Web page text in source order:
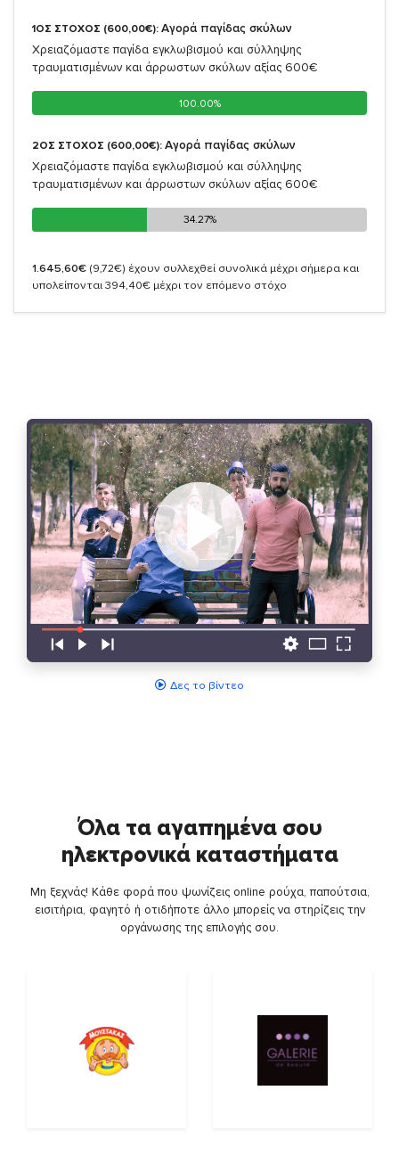
1ΟΣ ΣΤΟΧΟΣ (600,00€): Αγορά παγίδας σκύλων
Χρειαζόμαστε παγίδα εγκλωβισμού και σύλληψης
τραυματισμένων και άρρωστων σκύλων αξίας 600€
100.00%
100.00%
2ΟΣ ΣΤΟΧΟΣ (600,00€): Αγορά παγίδας σκύλων
Χρειαζόμαστε παγίδα εγκλωβισμού και σύλληψης
τραυματισμένων και άρρωστων σκύλων αξίας 600€
34.27%
34.27%
1.645,60€ (9,72€) έχουν συλλεχθεί συνολικά μέχρι σήμερα και
υπολείπονται 394,40€ μέχρι τον επόμενο στόχο
Δες το βίντεο
Όλα τα αγαπημένα σου
ηλεκτρονικά καταστήματα
Μη ξεχνάς! Κάθε φορά που ψωνίζεις online ρούχα, παπούτσια,
εισιτήρια, φαγητό ή οτιδήποτε άλλο μπορείς να στηρίζεις την
οργάνωσης της επιλογής σου.